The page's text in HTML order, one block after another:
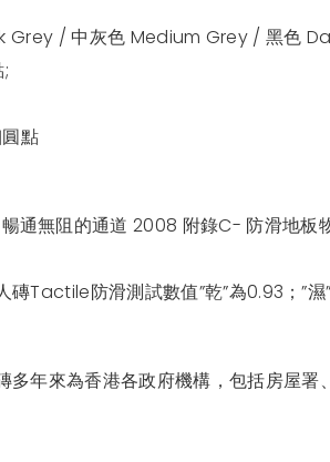
Grey / 中灰色 Medium Grey / 黑色
點
通無阻的通道 2008 附錄C- 防滑地板
Tactile防滑測試數值”乾”為0.93；”濕
多年來為香港各政府機構，包括房屋